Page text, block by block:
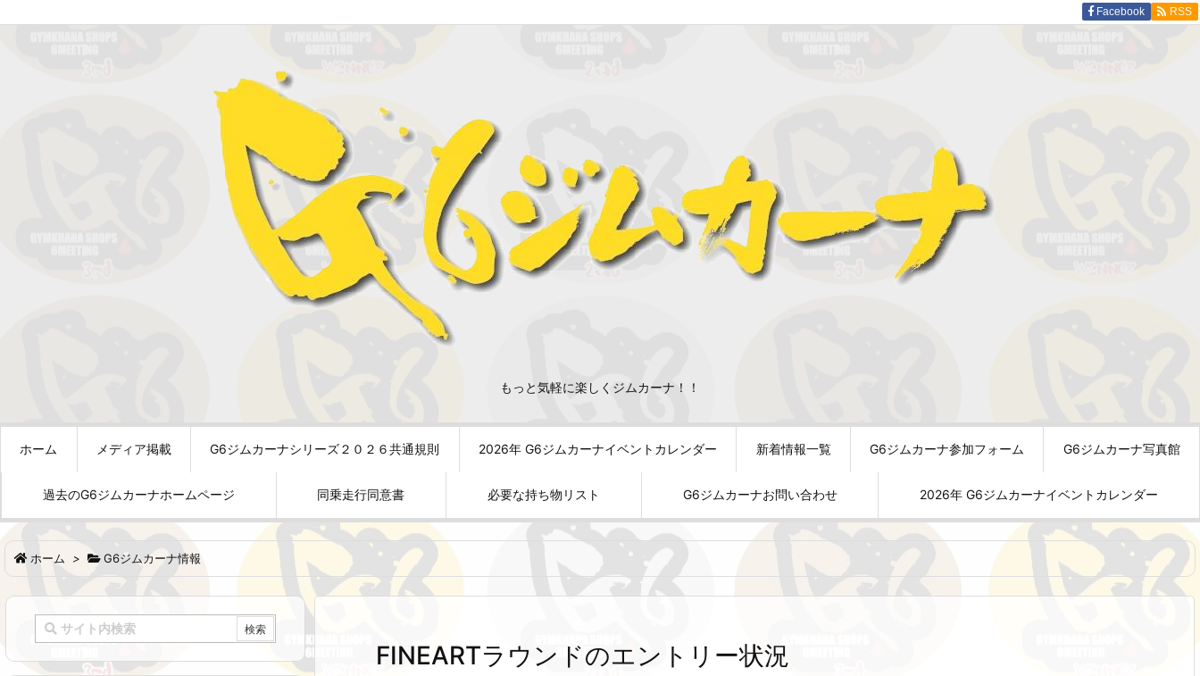
もっと気軽に楽しくジムカーナ！！
ホーム メディア掲載 G6ジムカーナシリーズ２０２６共通規則 2026年 G6ジムカーナイベントカレンダー 新着情報一覧 G6ジムカーナ参加フォーム G6ジムカーナ写真館
過去のG6ジムカーナホームページ 同乗走行同意書 必要な持ち物リスト G6ジムカーナお問い合わせ 2026年 G6ジムカーナイベントカレンダー
Facebook RSS
ホーム > G6ジムカーナ情報
FINEARTラウンドのエントリー状況